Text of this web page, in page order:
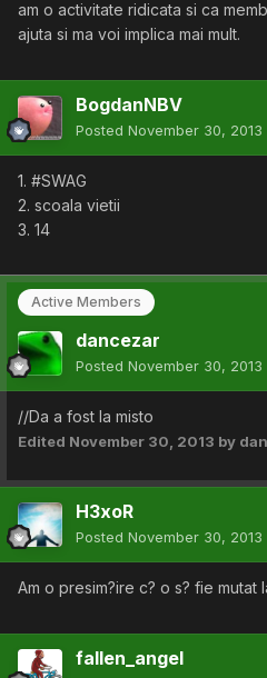
am o activitate ridicata si ca
ajuta si ma voi implica mai mult.
BogdanNBV
Posted November 30, 2013
1. #SWAG
2. scoala vietii
3. 14
Active Members
dancezar
Posted November 30, 2013
//Da a fost la misto
Edited November 30, 2013 by
H3xoR
Posted November 30, 2013
Am o presim?ire c? o s? fie mutat
fallen_angel